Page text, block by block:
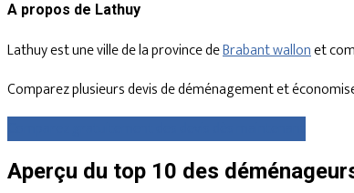
A propos de Lathuy
Lathuy est une ville de la province deBrabant wallonet
Comparez plusieurs devis de déménagement et
Aperçu du top 10 des